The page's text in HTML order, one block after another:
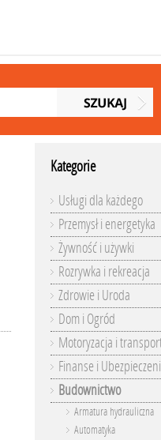
Kategorie
Usługi dla każdego
Przemysł i energetyka
Żywność i używki
Rozrywka i rekreacja
Zdrowie i Uroda
Dom i Ogród
Motoryzacja i
Finanse i
Budownictwo
Armatura hydrauliczna
Automatyka